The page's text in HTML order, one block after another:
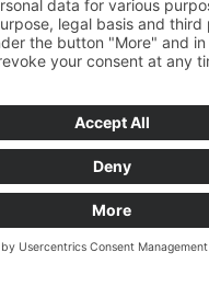
BESUCHE UNS
HIER: